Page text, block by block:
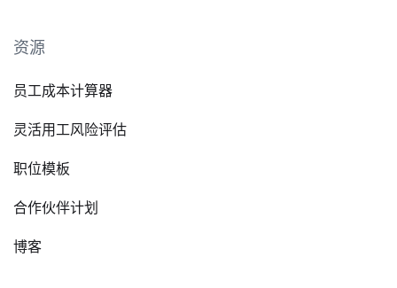
资源
员工成本计算器
灵活用工风险评估
职位模板
合作伙伴计划
博客